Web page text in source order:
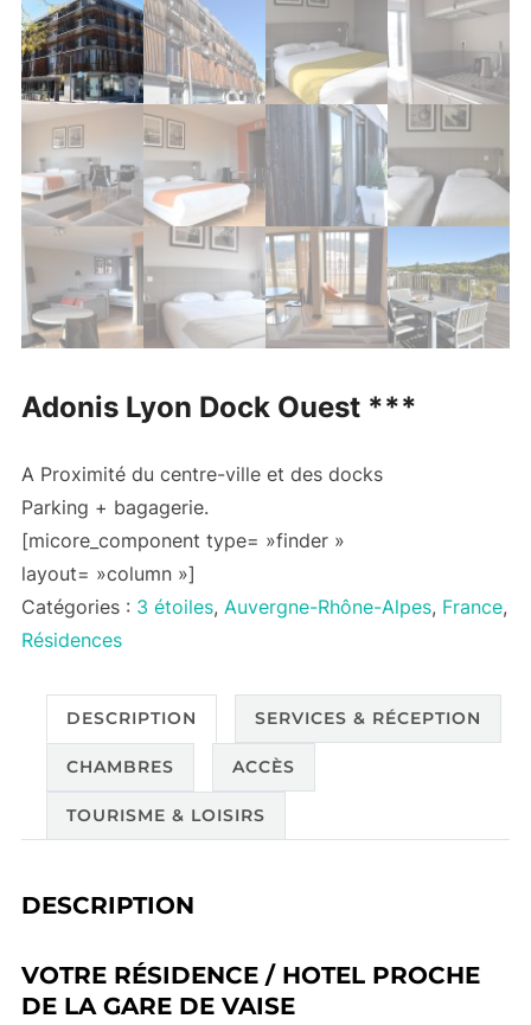
Adonis Lyon Dock Ouest ***
A Proximité du centre-ville et des docks
Parking + bagagerie.
[micore_component type= »finder »
layout= »column »]
Catégories : 3 étoiles, Auvergne-Rhône-Alpes, France,
Résidences
DESCRIPTION SERVICES & RÉCEPTION
CHAMBRES ACCÈS
TOURISME & LOISIRS
DESCRIPTION
VOTRE RÉSIDENCE / HOTEL PROCHE
DE LA GARE DE VAISE